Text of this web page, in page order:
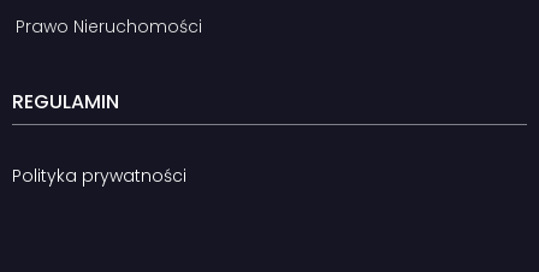
Prawo Nieruchomości
REGULAMIN
Polityka prywatności